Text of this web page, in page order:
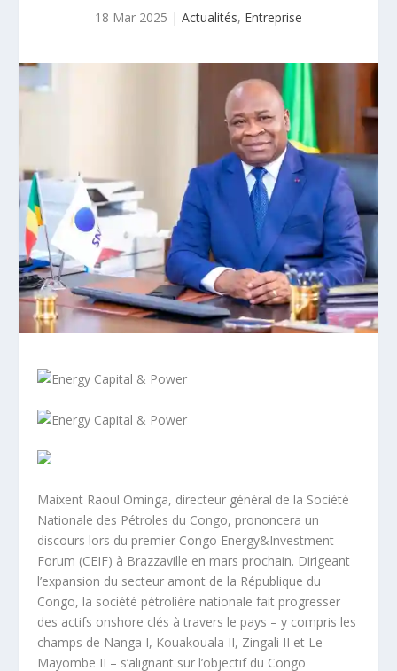
18 Mar 2025 | Actualités, Entreprise
Maixent Raoul Ominga, directeur général de la Société
Nationale des Pétroles du Congo, prononcera un
discours lors du premier Congo Energy&Investment
Forum (CEIF) à Brazzaville en mars prochain. Dirigeant
l’expansion du secteur amont de la République du
Congo, la société pétrolière nationale fait progresser
des actifs onshore clés à travers le pays – y compris les
champs de Nanga I, Kouakouala II, Zingali II et Le
Mayombe II – s’alignant sur l’objectif du Congo